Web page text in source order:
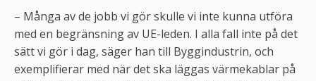
– Många av de jobb vi gör skulle vi inte kunna utföra
med en begränsning av UE-leden. I alla fall inte på det
sätt vi gör i dag, säger han till Byggindustrin, och
exemplifierar med när det ska läggas värmekablar på